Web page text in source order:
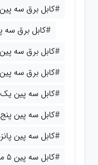
#کابل برق سه
#کابل برق سه
#کابل برق سه پین
#کابل برق سه پین
#کابل سه پین یک
#کابل سه پین
#کابل سه پین
#کابل سه پین 5 متر